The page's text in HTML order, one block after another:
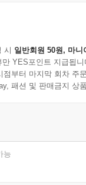
고 세계는 아직 식
시 일반회원 50원, 마니
YES포인트 지급됩니
부터 마지막 회차 주
패션 및 판매금지 상
능